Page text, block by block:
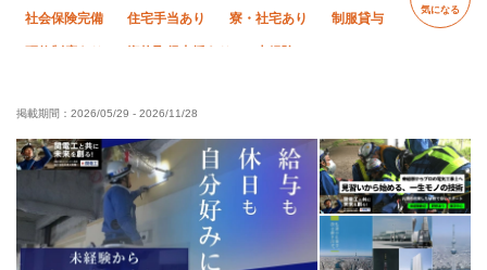
社会保険完備 住宅手当あり 寮・社宅あり 制服貸与
60代以上活躍中 残業月20時間以下
直帰・直行OK 夏季休暇 年末年始休暇
気になる
掲載期間： 2026/05/29 - 2026/11/28